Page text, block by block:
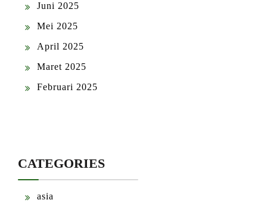
Juni 2025
Mei 2025
April 2025
Maret 2025
Februari 2025
CATEGORIES
asia